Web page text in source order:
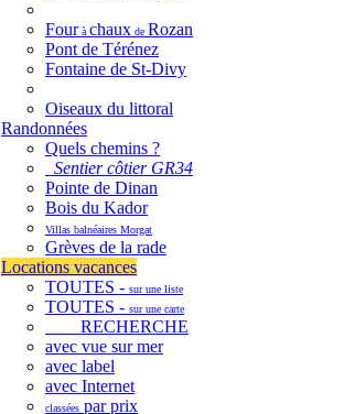
Fourà chaux de Rozan
Pont de Térénez
Fontaine de St-Divy
Oiseaux du littoral
Randonnées
Quels chemins ?
Sentier côtier GR34
Pointe de Dinan
Bois du Kador
Villas balnéaires Morgat
Grèves de la rade
Locations vacances
TOUTES - sur une liste
TOUTES - sur une carte
RECHERCHE
avec vue sur mer
avec label
avec Internet
classées par prix